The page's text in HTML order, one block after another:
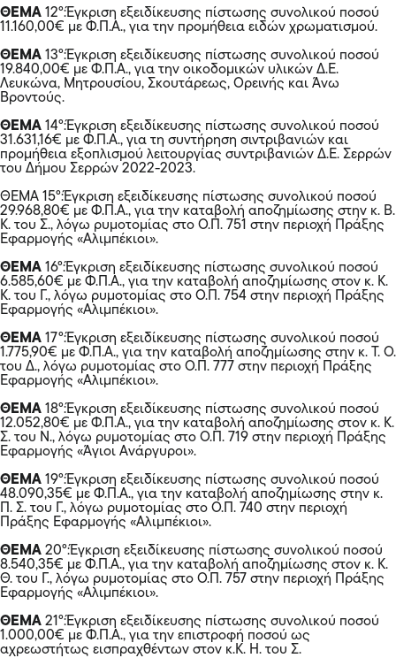
ΘΕΜΑ 12°:Έγκριση εξειδίκευσης πίστωσης συνολικού ποσού
11.160,00€ με Φ.Π.Α., για την προμήθεια ειδών χρωματισμού.
ΘΕΜΑ 13°:Έγκριση εξειδίκευσης πίστωσης συνολικού ποσού
19.840,00€ με Φ.Π.Α., για την οικοδομικών υλικών Δ.Ε.
Λευκώνα, Μητρουσίου, Σκουτάρεως, Ορεινής και Άνω
Βροντούς.
ΘΕΜΑ 14°:Έγκριση εξειδίκευσης πίστωσης συνολικού ποσού
31.631,16€ με Φ.Π.Α., για τη συντήρηση σιντριβανιών και
προμήθεια εξοπλισμού λειτουργίας συντριβανιών Δ.Ε. Σερρών
του Δήμου Σερρών 2022-2023.
ΘΕΜΑ 15°:Έγκριση εξειδίκευσης πίστωσης συνολικού ποσού
29.968,80€ με Φ.Π.Α., για την καταβολή αποζημίωσης στην κ. Β.
Κ. του Σ., λόγω ρυμοτομίας στο Ο.Π. 751 στην περιοχή Πράξης
Εφαρμογής «Αλιμπέκιοι».
ΘΕΜΑ 16°:Έγκριση εξειδίκευσης πίστωσης συνολικού ποσού
6.585,60€ με Φ.Π.Α., για την καταβολή αποζημίωσης στον κ. Κ.
Κ. του Γ., λόγω ρυμοτομίας στο Ο.Π. 754 στην περιοχή Πράξης
Εφαρμογής «Αλιμπέκιοι».
ΘΕΜΑ 17°:Έγκριση εξειδίκευσης πίστωσης συνολικού ποσού
1.775,90€ με Φ.Π.Α., για την καταβολή αποζημίωσης στην κ. Τ. Ο.
του Δ., λόγω ρυμοτομίας στο Ο.Π. 777 στην περιοχή Πράξης
Εφαρμογής «Αλιμπέκιοι».
ΘΕΜΑ 18°:Έγκριση εξειδίκευσης πίστωσης συνολικού ποσού
12.052,80€ με Φ.Π.Α., για την καταβολή αποζημίωσης στον κ. Κ.
Σ. του Ν., λόγω ρυμοτομίας στο Ο.Π. 719 στην περιοχή Πράξης
Εφαρμογής «Άγιοι Ανάργυροι».
ΘΕΜΑ 19°:Έγκριση εξειδίκευσης πίστωσης συνολικού ποσού
48.090,35€ με Φ.Π.Α., για την καταβολή αποζημίωσης στην κ.
Π. Σ. του Γ., λόγω ρυμοτομίας στο Ο.Π. 740 στην περιοχή
Πράξης Εφαρμογής «Αλιμπέκιοι».
ΘΕΜΑ 20°:Έγκριση εξειδίκευσης πίστωσης συνολικού ποσού
8.540,35€ με Φ.Π.Α., για την καταβολή αποζημίωσης στον κ. Κ.
Θ. του Γ., λόγω ρυμοτομίας στο Ο.Π. 757 στην περιοχή Πράξης
Εφαρμογής «Αλιμπέκιοι».
ΘΕΜΑ 21°:Έγκριση εξειδίκευσης πίστωσης συνολικού ποσού
1.000,00€ με Φ.Π.Α., για την επιστροφή ποσού ως
αχρεωστήτως εισπραχθέντων στον κ.Κ. Η. του Σ.